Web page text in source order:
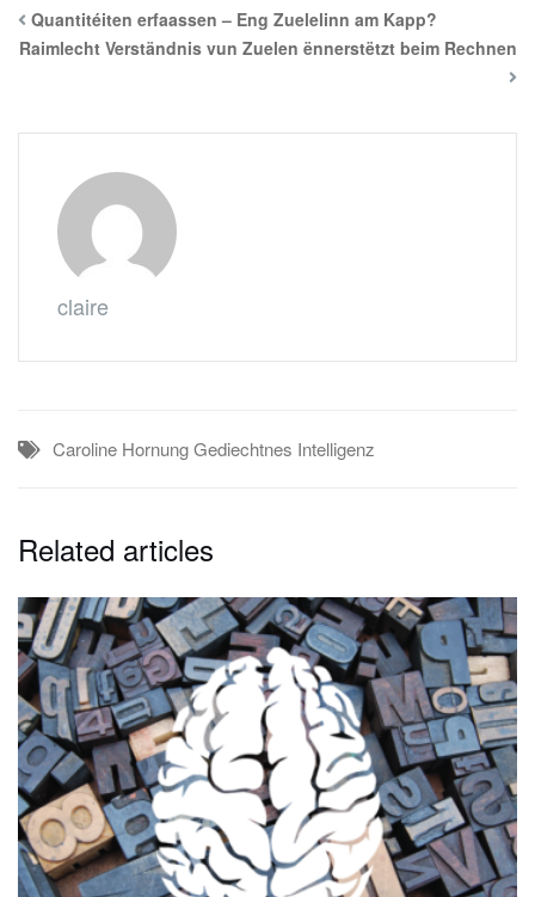
Quantitéiten erfaassen – Eng Zuelelinn am Kapp?
Raimlecht Verständnis vun Zuelen ënnerstëtzt beim Rechnen
claire
Caroline HornungGediechtnes Intelligenz
Related articles